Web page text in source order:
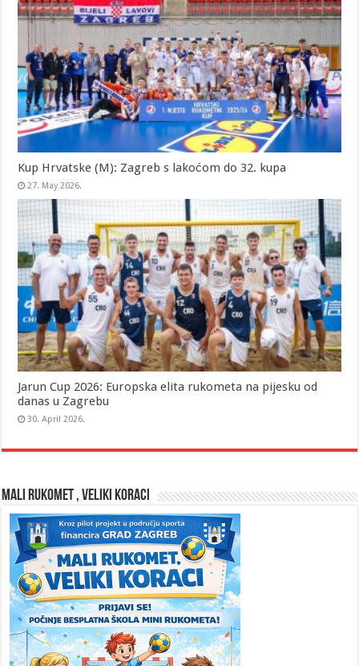
Kup Hrvatske (M): Zagreb s lakoćom do 32. kupa
27. May 2026.
Jarun Cup 2026: Europska elita rukometa na pijesku od
danas u Zagrebu
30. April 2026.
MALI RUKOMET , VELIKI KORACI